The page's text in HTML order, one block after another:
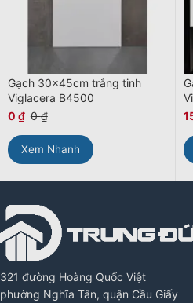
Gạch 30x45cm trắng tinh
Viglacera B4500
0 ₫ 0₫
Xem Nhanh
321 đường Hoàng Quốc Việt
phường Nghĩa Tân, quận Cầu Giấy